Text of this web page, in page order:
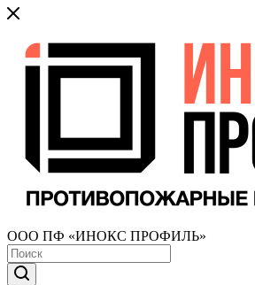
ООО ПФ «ИНОКС ПРОФИЛЬ»